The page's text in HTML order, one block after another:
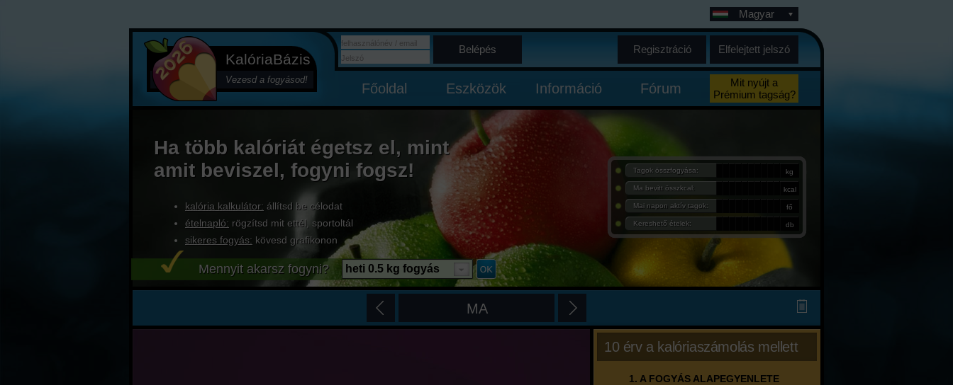
KalóriaBázis
Vezesd a fogyásod!
Magyar
Belépés Regisztráció Elfelejtett jelszó
Főoldal Eszközök Információ Fórum
Mit nyújt a
Prémium tagság?
Ha több kalóriát égetsz el, mint
amit beviszel, fogyni fogsz!
kalória kalkulátor: állítsd be célodat
ételnapló: rögzítsd mit ettél, sportoltál
sikeres fogyás: kövesd grafikonon
Tagok összfogyása: kg
Ma bevitt összkcal: kcal
Mai napon aktív tagok: fő
Kereshető ételek: db
Mennyit akarsz fogyni? heti 0.5 kg fogyás
MA
10 érv a kalóriaszámolás mellett
1. A FOGYÁS ALAPEGYENLETE